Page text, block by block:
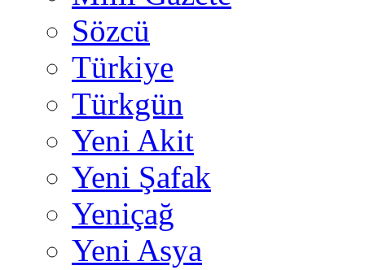
Sözcü
Türkiye
Türkgün
Yeni Akit
Yeni Şafak
Yeniçağ
Yeni Asya